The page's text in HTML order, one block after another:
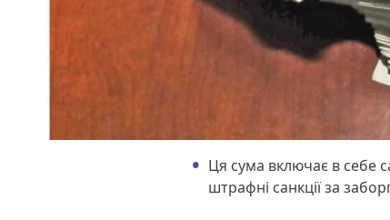
Ця сума включає в себе
штрафні санкції за